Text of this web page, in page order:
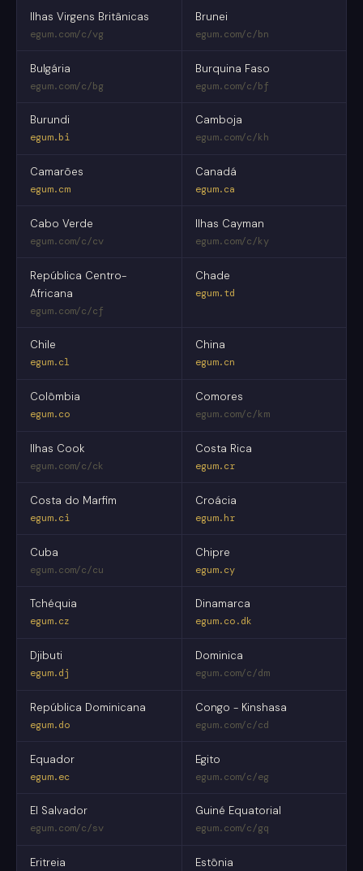
Ilhas Virgens Britânicas
egum.com/c/vg
Brunei
egum.com/c/bn
Bulgária
egum.com/c/bg
Burquina Faso
egum.com/c/bf
Burundi
egum.bi
Camboja
egum.com/c/kh
Camarões
egum.cm
Canadá
egum.ca
Cabo Verde
egum.com/c/cv
Ilhas Cayman
egum.com/c/ky
República Centro-
Africana
egum.com/c/cf
Chade
egum.td
Chile
egum.cl
China
egum.cn
Colômbia
egum.co
Comores
egum.com/c/km
Ilhas Cook
egum.com/c/ck
Costa Rica
egum.cr
Costa do Marfim
egum.ci
Croácia
egum.hr
Cuba
egum.com/c/cu
Chipre
egum.cy
Tchéquia
egum.cz
Dinamarca
egum.co.dk
Djibuti
egum.dj
Dominica
egum.com/c/dm
República Dominicana
egum.do
Congo - Kinshasa
egum.com/c/cd
Equador
egum.ec
Egito
egum.com/c/eg
El Salvador
egum.com/c/sv
Guiné Equatorial
egum.com/c/gq
Eritreia Estônia